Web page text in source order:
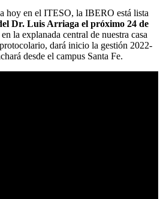
hoy en el ITESO, la IBERO está lista
Dr. Luis Arriaga el próximo 24 de
en la explanada central de nuestra casa
dará inicio la gestión 2022-
desde el campus Santa Fe.